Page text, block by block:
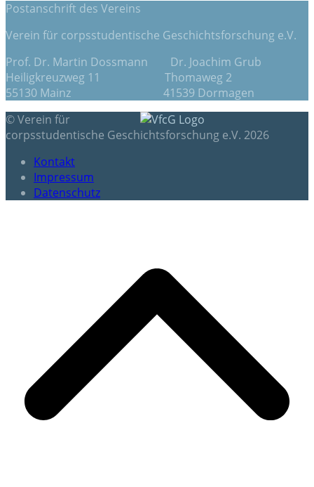
Postanschrift des Vereins
Verein für corpsstudentische Geschichtsforschung e.V.
Prof. Dr. Martin Dossmann Dr. Joachim Grub
Heiligkreuzweg 11 Thomaweg 2
55130 Mainz 41539 Dormagen
© Verein für
corpsstudentische Geschichtsforschung e.V. 2026
Kontakt
Impressum
Datenschutz